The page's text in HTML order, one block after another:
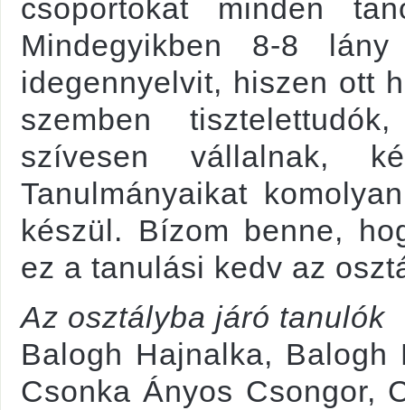
csoportokat minden
Mindegyikben 8-8
idegennyelvit, hiszen ott
szemben
szívesen vállalnak,
Tanulmányaikat
készül. Bízom benne,
ez a tanulási kedv az
Az osztályba járó tanulók
Balogh Hajnalka, Balogh
Csonka Ányos Csongor,